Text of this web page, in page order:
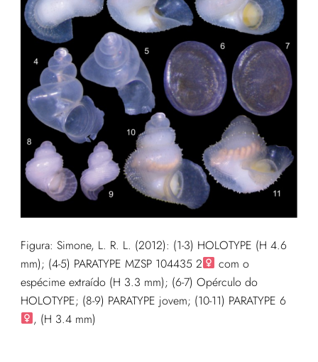
Figura: Simone, L. R. L. (2012): (1-3) HOLOTYPE (H 4.6
mm); (4-5) PARATYPE MZSP 104435 2
com o
espécime extraído (H 3.3 mm); (6-7) Opérculo do
HOLOTYPE; (8-9) PARATYPE jovem; (10-11) PARATYPE 6
, (H 3.4 mm)